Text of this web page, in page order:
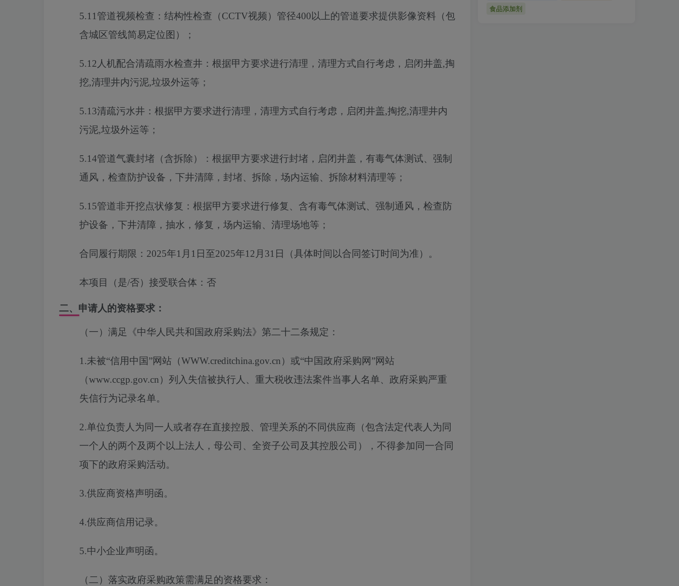
5.11 管道视频检查 ： 结构性检查（CCTV视频）管径400以上的管道要求提供影像资料（包
含城区管线简易定位图）
；
5.12 人机配合清疏雨水检查井 ： 根据甲方要求进行清理，清理方式自行考虑，启闭井盖,掏
挖,清理井内污泥,垃圾外运等 ；
5.13清疏污水井： 根据甲方要求进行清理，清理方式自行考虑，启闭井盖,掏挖,清理井内
污泥,垃圾外运等 ；
5.14管道气囊封堵（含拆除） ： 根据甲方要求进行封堵，启闭井盖，有毒气体测试、强制
通风，检查防护设备，下井清障，封堵、拆除，场内运输、拆除材料清理等 ；
5.15管道非开挖点状修复 ： 根据甲方要求进行修复、 含有毒气体测试、强制通风，检查防
护设备，下井清障，抽水，修复，场内运输、清理场地等 ；
合同履行期限： 2025年1月1日至2025年12月31日（具体时间以合同签订时间为准）。
本项目（是/否）接受联合体： 否
二、申请人的资格要求：
（一）满足《中华人民共和国政府采购法》第二十二条规定：
1.未被“信用中国”网站（WWW.creditchina.gov.cn）或“中国政府采购网”网站
（www.ccgp.gov.cn）列入失信被执行人、重大税收违法案件当事人名单、政府采购严重
失信行为记录名单。
2.单位负责人为同一人或者存在直接控股、管理关系的不同供应商（包含法定代表人为同
一个人的两个及两个以上法人，母公司、全资子公司及其控股公司），不得参加同一合同
项下的政府采购活动。
3.供应商资格声明函。
4.供应商信用记录。
5.中小企业声明函。
（二）落实政府采购政策需满足的资格要求：
食品添加剂